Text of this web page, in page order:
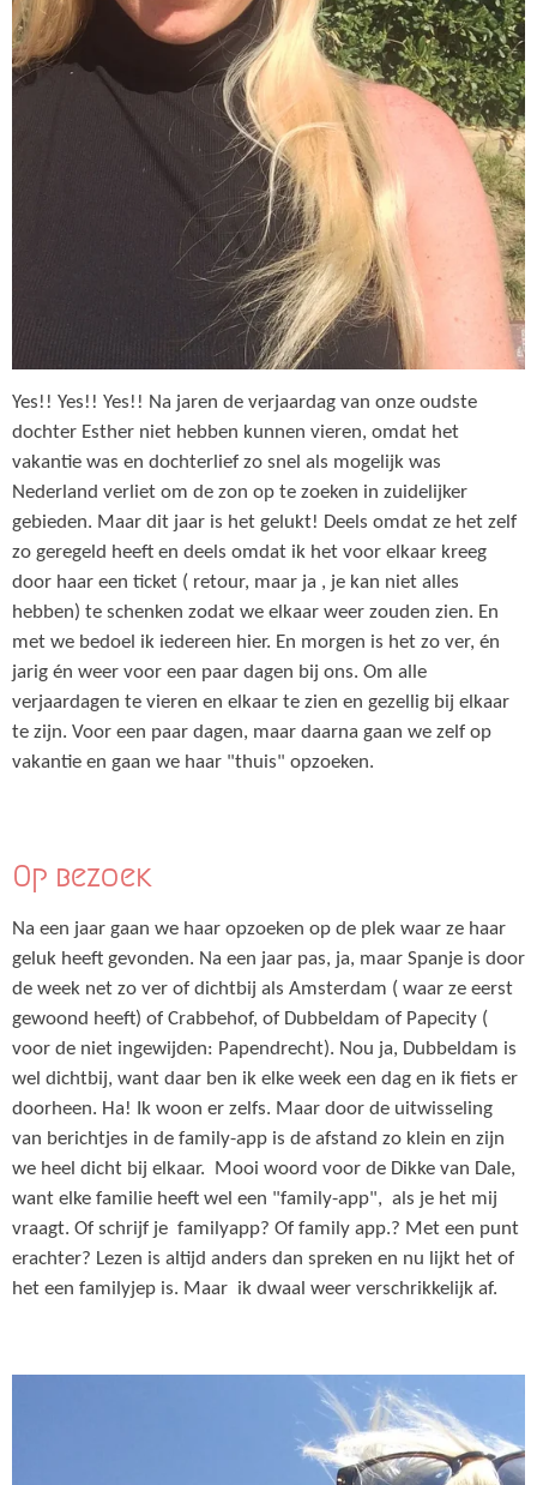
Yes!! Yes!! Yes!! Na jaren de verjaardag van onze oudste
dochter Esther niet hebben kunnen vieren, omdat het
vakantie was en dochterlief zo snel als mogelijk was
Nederland verliet om de zon op te zoeken in zuidelijker
gebieden. Maar dit jaar is het gelukt! Deels omdat ze het zelf
zo geregeld heeft en deels omdat ik het voor elkaar kreeg
door haar een ticket ( retour, maar ja , je kan niet alles
hebben) te schenken zodat we elkaar weer zouden zien. En
met we bedoel ik iedereen hier. En morgen is het zo ver, én
jarig én weer voor een paar dagen bij ons. Om alle
verjaardagen te vieren en elkaar te zien en gezellig bij elkaar
te zijn. Voor een paar dagen, maar daarna gaan we zelf op
vakantie en gaan we haar "thuis" opzoeken.
Op bezoek
Na een jaar gaan we haar opzoeken op de plek waar ze haar
geluk heeft gevonden. Na een jaar pas, ja, maar Spanje is door
de week net zo ver of dichtbij als Amsterdam ( waar ze eerst
gewoond heeft) of Crabbehof, of Dubbeldam of Papecity (
voor de niet ingewijden: Papendrecht). Nou ja, Dubbeldam is
wel dichtbij, want daar ben ik elke week een dag en ik fiets er
doorheen. Ha! Ik woon er zelfs. Maar door de uitwisseling
van berichtjes in de family-app is de afstand zo klein en zijn
we heel dicht bij elkaar. Mooi woord voor de Dikke van Dale,
want elke familie heeft wel een "family-app", als je het mij
vraagt. Of schrijf je familyapp? Of family app.? Met een punt
erachter? Lezen is altijd anders dan spreken en nu lijkt het of
het een familyjep is. Maar ik dwaal weer verschrikkelijk af.